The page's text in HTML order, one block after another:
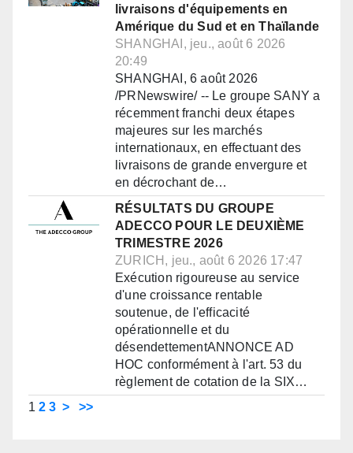
livraisons d'équipements en
Amérique du Sud et en Thaïlande
SHANGHAI, jeu., août 6 2026
20:49
SHANGHAI, 6 août 2026
/PRNewswire/ -- Le groupe SANY a
récemment franchi deux étapes
majeures sur les marchés
internationaux, en effectuant des
livraisons de grande envergure et
en décrochant de…
RÉSULTATS DU GROUPE
ADECCO POUR LE DEUXIÈME
TRIMESTRE 2026
ZURICH, jeu., août 6 2026 17:47
Exécution rigoureuse au service
d'une croissance rentable
soutenue, de l'efficacité
opérationnelle et du
désendettementANNONCE AD
HOC conformément à l'art. 53 du
règlement de cotation de la SIX…
1 2 3 > >>